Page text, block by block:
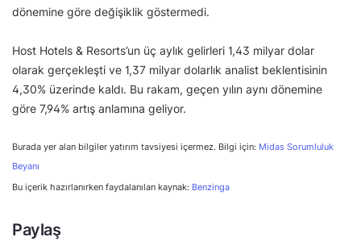
dönemine göre değişiklik göstermedi.
Host Hotels & Resorts’un üç aylık gelirleri 1,43 milyar dolar
olarak gerçekleşti ve 1,37 milyar dolarlık analist beklentisinin
4,30% üzerinde kaldı. Bu rakam, geçen yılın aynı dönemine
göre 7,94% artış anlamına geliyor.
Burada yer alan bilgiler yatırım tavsiyesi içermez. Bilgi için: Midas Sorumluluk
Beyanı
Bu içerik hazırlanırken faydalanılan kaynak: Benzinga
Paylaş